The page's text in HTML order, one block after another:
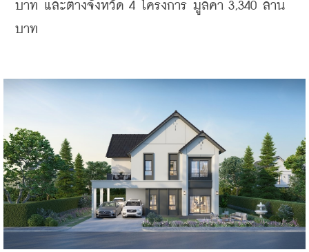
บาท และต่างจังหวัด 4 โครงการ มูลค่า 3,340 ล้าน
บาท